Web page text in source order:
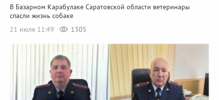
В Базарном Карабулаке Саратовской области ветеринары
спасли жизнь собаке
21 июля 11:49
1305